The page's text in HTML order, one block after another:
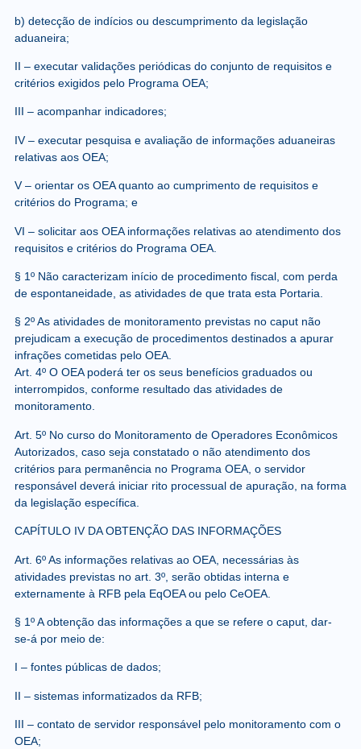
b) detecção de indícios ou descumprimento da legislação
aduaneira;
II – executar validações periódicas do conjunto de requisitos e
critérios exigidos pelo Programa OEA;
III – acompanhar indicadores;
IV – executar pesquisa e avaliação de informações aduaneiras
relativas aos OEA;
V – orientar os OEA quanto ao cumprimento de requisitos e
critérios do Programa; e
VI – solicitar aos OEA informações relativas ao atendimento dos
requisitos e critérios do Programa OEA.
§ 1º Não caracterizam início de procedimento fiscal, com perda
de espontaneidade, as atividades de que trata esta Portaria.
§ 2º As atividades de monitoramento previstas no caput não
prejudicam a execução de procedimentos destinados a apurar
infrações cometidas pelo OEA.
Art. 4º O OEA poderá ter os seus benefícios graduados ou
interrompidos, conforme resultado das atividades de
monitoramento.
Art. 5º No curso do Monitoramento de Operadores Econômicos
Autorizados, caso seja constatado o não atendimento dos
critérios para permanência no Programa OEA, o servidor
responsável deverá iniciar rito processual de apuração, na forma
da legislação específica.
CAPÍTULO IV DA OBTENÇÃO DAS INFORMAÇÕES
Art. 6º As informações relativas ao OEA, necessárias às
atividades previstas no art. 3º, serão obtidas interna e
externamente à RFB pela EqOEA ou pelo CeOEA.
§ 1º A obtenção das informações a que se refere o caput, dar-
se-á por meio de:
I – fontes públicas de dados;
II – sistemas informatizados da RFB;
III – contato de servidor responsável pelo monitoramento com o
OEA;